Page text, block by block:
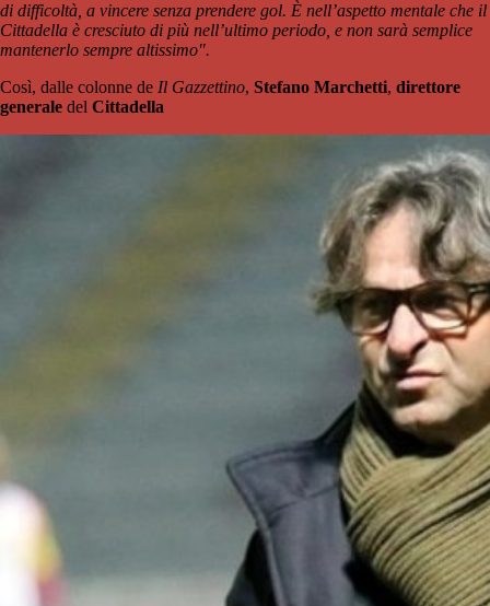
di difficoltà, a vincere senza prendere gol. È nell’aspetto mentale che il
Cittadella è cresciuto di più nell’ultimo periodo, e non sarà semplice
mantenerlo sempre altissimo".
Così, dalle colonne de Il Gazzettino, Stefano Marchetti, direttore
generale del Cittadella